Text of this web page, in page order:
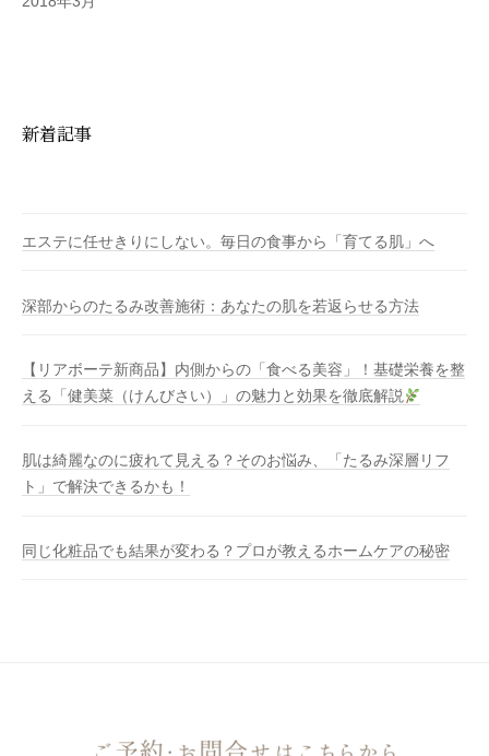
新着記事
エステに任せきりにしない。毎日の食事から「育てる肌」へ
深部からのたるみ改善施術：あなたの肌を若返らせる方法
【リアボーテ新商品】内側からの「食べる美容」！基礎栄養を整
える「健美菜（けんびさい）」の魅力と効果を徹底解説
肌は綺麗なのに疲れて見える？そのお悩み、「たるみ深層リフ
ト」で解決できるかも！
同じ化粧品でも結果が変わる？プロが教えるホームケアの秘密